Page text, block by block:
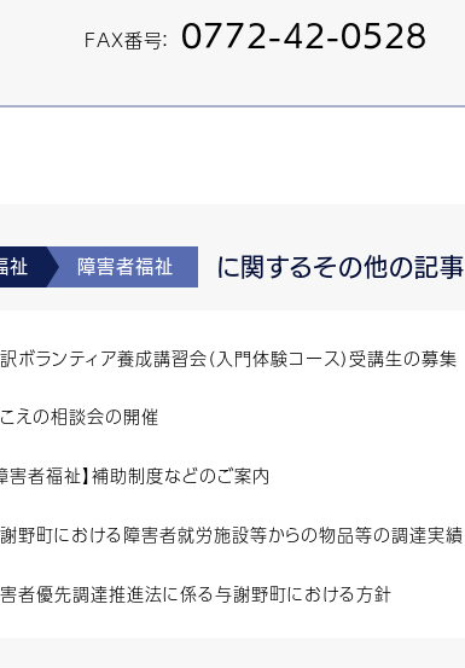
FAX番号： 0772-42-0528
祉 障害者福祉 に関するその他の記事
ボランティア養成講習会（入門体験コース）受講生の募集
えの相談会の開催
害者福祉】補助制度などのご案内
野町における障害者就労施設等からの物品等の調達実績
者優先調達推進法に係る与謝野町における方針